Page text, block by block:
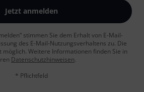
Jetzt anmelden
stimmen Sie dem Erhalt von E-Mail-
des E-Mail-Nutzungsverhaltens zu. Die
Weitere Informationen finden Sie in
Datenschutzhinweisen.
* Pflichtfeld